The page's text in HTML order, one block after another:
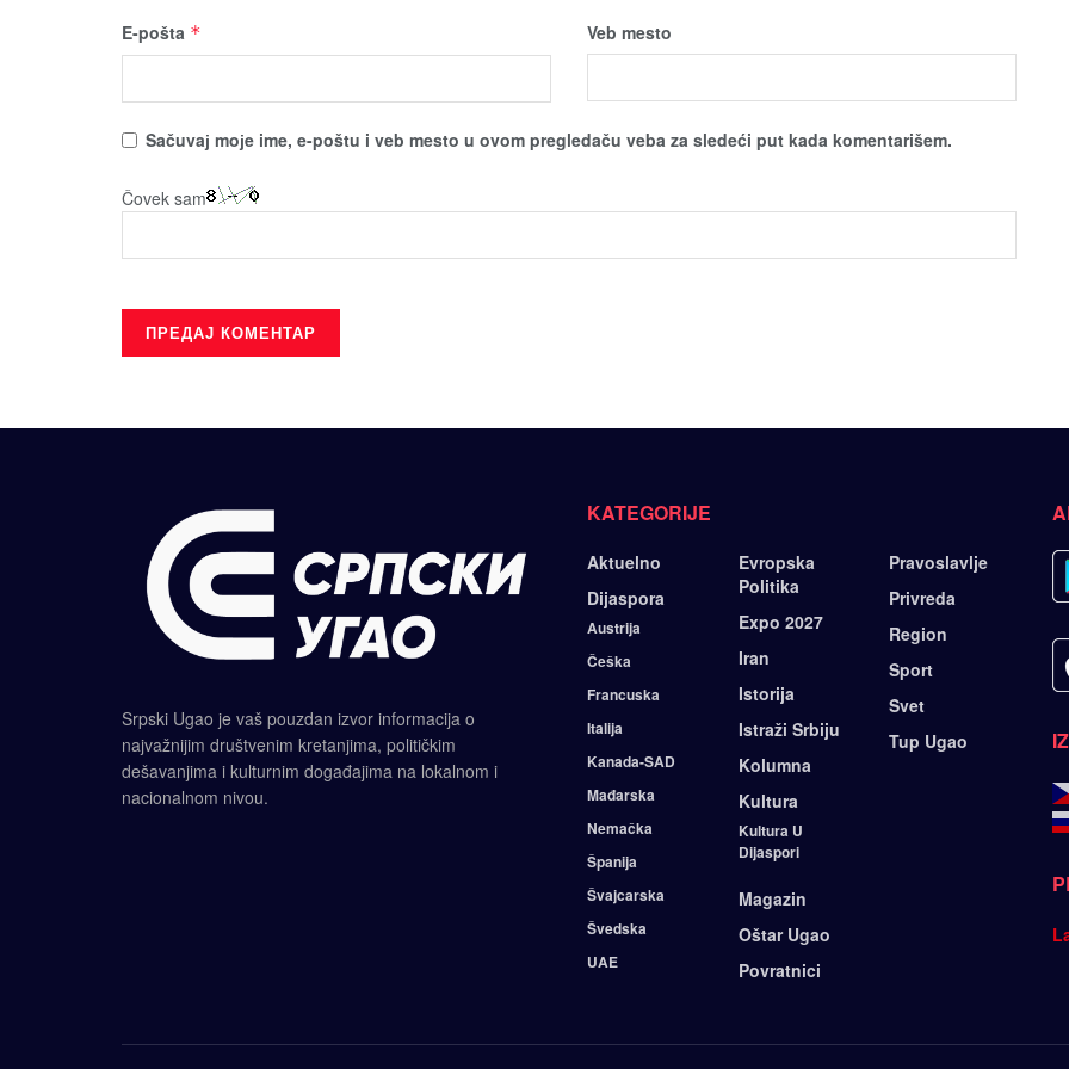
E-pošta * Veb mesto
Sačuvaј moјe ime, e-poštu i veb mesto u ovom pregledaču veba za sledeći put kada komentarišem.
Čovek sam
Srpski Ugao je vaš pouzdan izvor informacija o
najvažnijim društvenim kretanjima, političkim
dešavanjima i kulturnim događajima na lokalnom i
nacionalnom nivou.
KATEGORIJE
Aktuelno
Dijaspora
Austrija
Češka
Francuska
Italija
Kanada-SAD
Mađarska
Nemačka
Španija
Švajcarska
Švedska
UAE
Evropska
Politika
Expo 2027
Iran
Istorija
Istraži Srbiju
Kolumna
Kultura
Kultura U
Dijaspori
Magazin
Oštar Ugao
Povratnici
Pravoslavlje
Privreda
Region
Sport
Svet
Tup Ugao